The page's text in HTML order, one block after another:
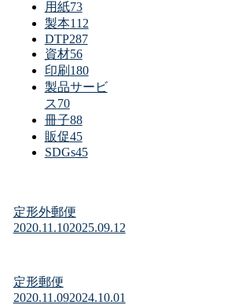
用紙73
製本112
DTP287
資材56
印刷 180
製品サービ
ス70
冊子88
販促45
SDGs45
定形外郵便
2020.11.102025.09.12
定形郵便
2020.11.092024.10.01